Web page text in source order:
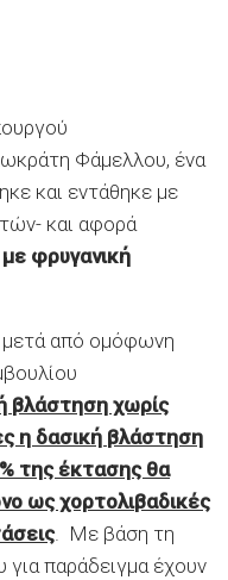
Φάμελλου, ένα
και εντάθηκε με
και αφορά
φρυγανική
μετά από ομόφωνη
βλάστηση χωρίς
η δασική βλάστηση
της έκτασης θα
ως χορτολιβαδικές
. Με βάση τη
παράδειγμα έχουν